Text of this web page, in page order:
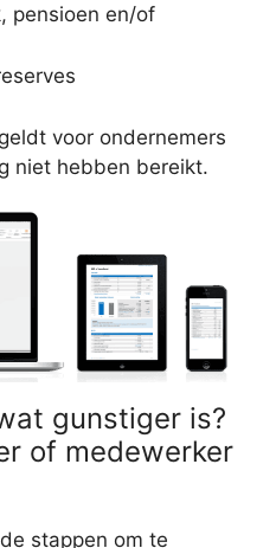
pensioen en/of
voor ondernemers
niet hebben bereikt.
gunstiger is?
of medewerker
stappen om te